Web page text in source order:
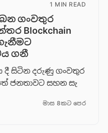
1 MIN READ
ගංවතුර
Blockchain
ග​නී
දී සිටින දරුණු ගංවතුර
ජනතාවට සහන සැ
මාස 8කට පෙර